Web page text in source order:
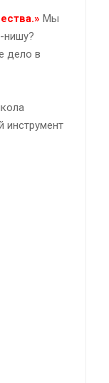
Мы
нишу?
дело в